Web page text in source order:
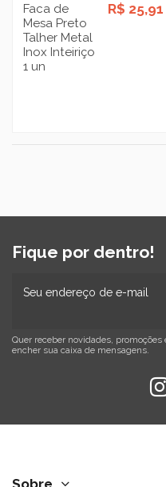
Faca de
Mesa Preto
Talher Metal
Inox Inteiriço
1 un
R$ 25,91
Fique por dentro!
Quer receber novidades,
encher sua caixa de mensagens.